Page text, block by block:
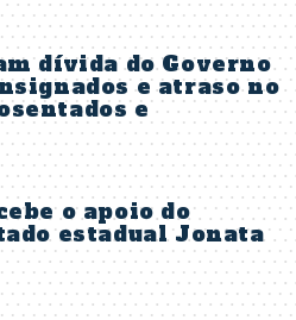
dívida do Governo
e atraso no
e
o apoio do
estadual Jonata